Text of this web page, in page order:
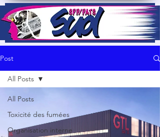
Post
All Posts
Toxicité des fumées
Organisation interne
All Posts